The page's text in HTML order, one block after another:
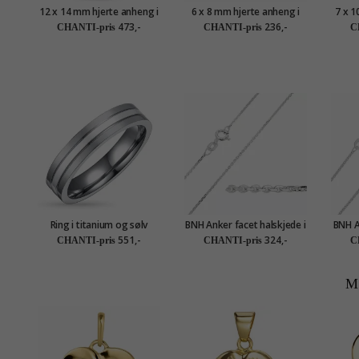
12 x 14 mm hjerte anheng i
sølv - Amoré
CHANTI-pris 473,-
6 x 8 mm hjerte anheng i
sølv
CHANTI-pris 236,-
7 x
Ring i titanium og sølv
CHANTI-pris 551,-
BNH Anker facet halskjede i
sølv 38 cm x 1,1 mm
CHANTI-pris 324,-
BNH